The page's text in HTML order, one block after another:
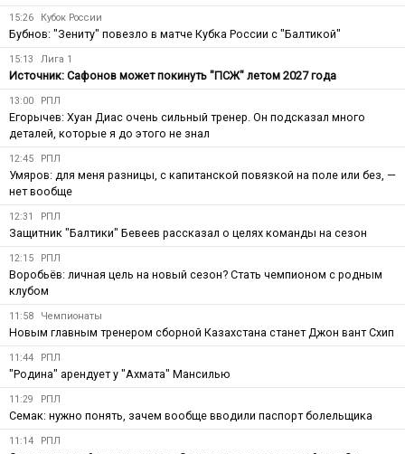
15:26 Кубок России
Бубнов: "Зениту" повезло в матче Кубка России с "Балтикой"
15:13 Лига 1
Источник: Сафонов может покинуть "ПСЖ" летом 2027 года
13:00 РПЛ
Егорычев: Хуан Диас очень сильный тренер. Он подсказал много
деталей, которые я до этого не знал
12:45 РПЛ
Умяров: для меня разницы, с капитанской повязкой на поле или без, —
нет вообще
12:31 РПЛ
Защитник "Балтики" Бевеев рассказал о целях команды на сезон
12:15 РПЛ
Воробьёв: личная цель на новый сезон? Стать чемпионом с родным
клубом
11:58 Чемпионаты
Новым главным тренером сборной Казахстана станет Джон вант Схип
11:44 РПЛ
"Родина" арендует у "Ахмата" Мансилью
11:29 РПЛ
Семак: нужно понять, зачем вообще вводили паспорт болельщика
11:14 РПЛ